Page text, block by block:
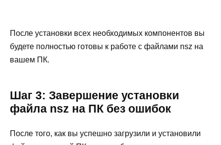
После установки всех необходимых компонентов вы
будете полностью готовы к работе с файлами nsz на
вашем ПК.
Шаг 3: Завершение установки
файла nsz на ПК без ошибок
После того, как вы успешно загрузили и установили